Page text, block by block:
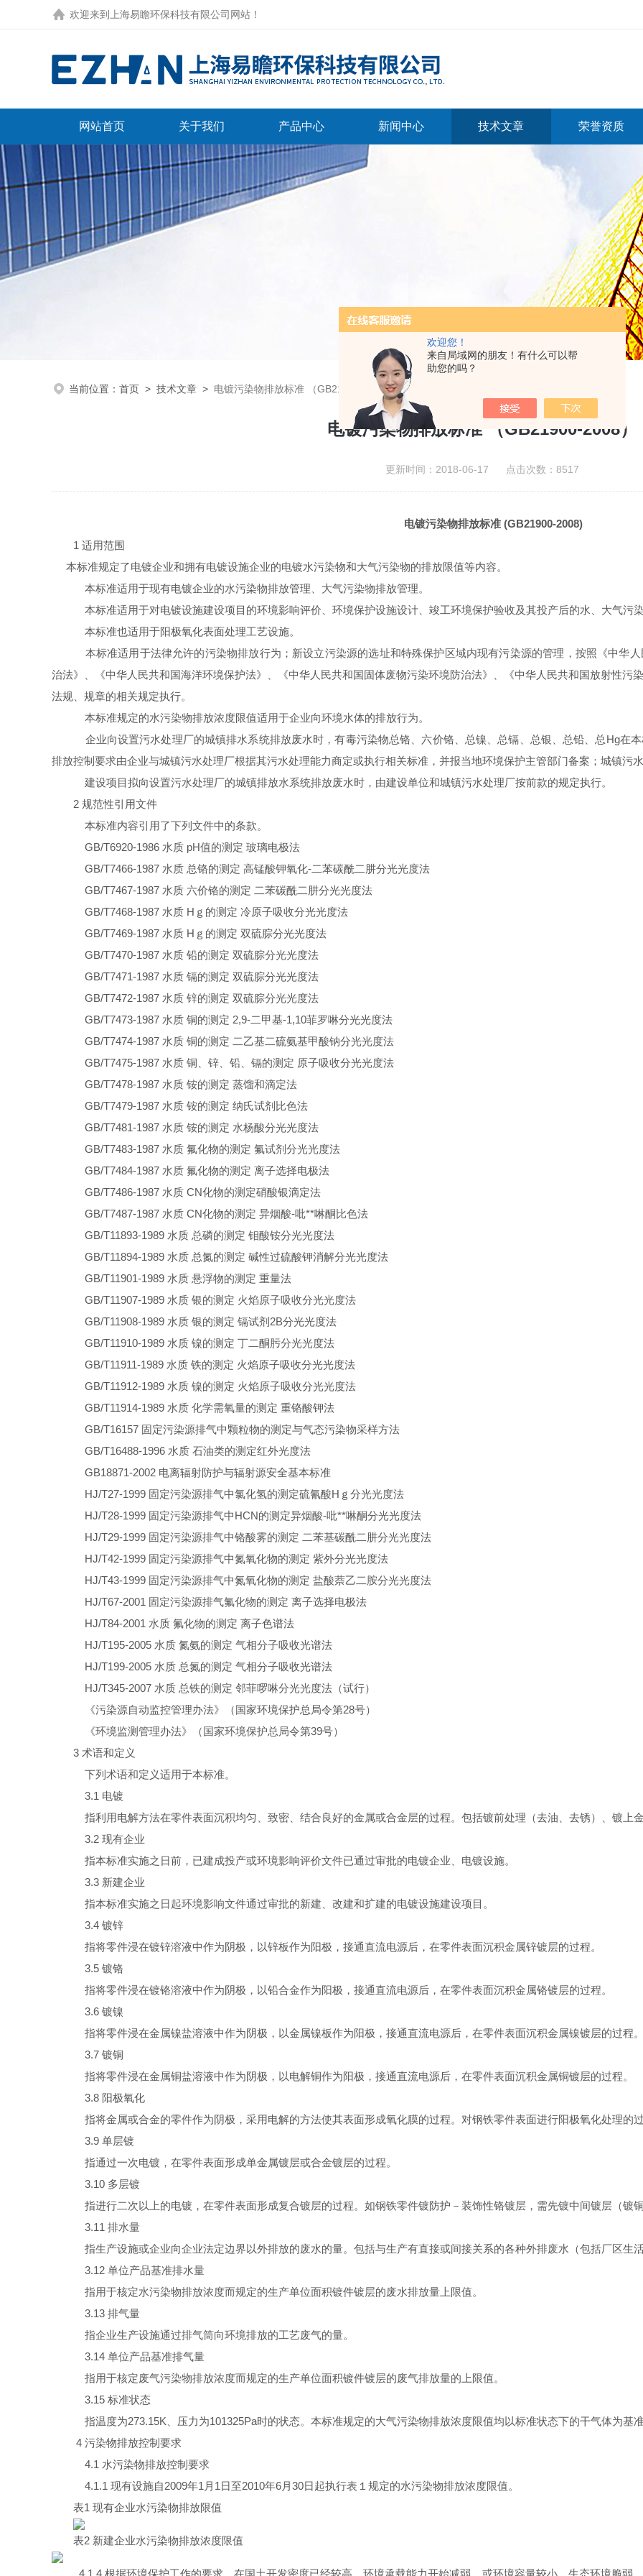
欢迎您！
来自局域网的朋友！有什么可以帮
助您的吗？
欢迎来到 上海易瞻环保科技有限公司网站 ！
网站首页 关于我们 产品中心 新闻中心 技术文章 荣誉资质
当前位置： 首页 > 技术文章 > 电镀污染物排放标准 （GB21900-2008）
电镀污染物排放标准 （GB21900-2008）
更新时间：2018-06-17 点击次数：8517
电镀污染物排放标准(GB21900-2008)
1 适用范围
本标准规定了电镀企业和拥有电镀设施企业的电镀水污染物和大气污染物的排放限值等内容。
本标准适用于现有电镀企业的水污染物排放管理、大气污染物排放管理。
本标准适用于对电镀设施建设项目的环境影响评价、环境保护设施设计、竣工环境保护验收及其投产后的水、大气污
本标准也适用于阳极氧化表面处理工艺设施。
本标准适用于法律允许的污染物排放行为；新设立污染源的选址和特殊保护区域内现有污染源的管理，按照《中华
治法》、《中华人民共和国海洋环境保护法》、《中华人民共和国固体废物污染环境防治法》、《中华人民共和国放射性污
法规、规章的相关规定执行。
本标准规定的水污染物排放浓度限值适用于企业向环境水体的排放行为。
企业向设置污水处理厂的城镇排水系统排放废水时，有毒污染物总铬、六价铬、总镍、总镉、总银、总铅、总Hg在
排放控制要求由企业与城镇污水处理厂根据其污水处理能力商定或执行相关标准，并报当地环境保护主管部门备案；城镇污
建设项目拟向设置污水处理厂的城镇排放水系统排放废水时，由建设单位和城镇污水处理厂按前款的规定执行。
2 规范性引用文件
本标准内容引用了下列文件中的条款。
GB/T6920-1986 水质 pH值的测定 玻璃电极法
GB/T7466-1987 水质 总铬的测定 高锰酸钾氧化-二苯碳酰二肼分光光度法
GB/T7467-1987 水质 六价铬的测定 二苯碳酰二肼分光光度法
GB/T7468-1987 水质 Hｇ 的测定 冷原子吸收分光光度法
GB/T7469-1987 水质 Hｇ 的测定 双硫腙分光光度法
GB/T7470-1987 水质 铅的测定 双硫腙分光光度法
GB/T7471-1987 水质 镉的测定 双硫腙分光光度法
GB/T7472-1987 水质 锌的测定 双硫腙分光光度法
GB/T7473-1987 水质 铜的测定 2,9-二甲基-1,10菲罗啉分光光度法
GB/T7474-1987 水质 铜的测定 二乙基二硫氨基甲酸钠分光光度法
GB/T7475-1987 水质 铜、锌、铅、镉的测定 原子吸收分光光度法
GB/T7478-1987 水质 铵的测定 蒸馏和滴定法
GB/T7479-1987 水质 铵的测定 纳氏试剂比色法
GB/T7481-1987 水质 铵的测定 水杨酸分光光度法
GB/T7483-1987 水质 氟化物的测定 氟试剂分光光度法
GB/T7484-1987 水质 氟化物的测定 离子选择电极法
GB/T7486-1987 水质 CN化物的测定硝酸银滴定法
GB/T7487-1987 水质 CN化物的测定 异烟酸-吡**啉酮比色法
GB/T11893-1989 水质 总磷的测定 钼酸铵分光光度法
GB/T11894-1989 水质 总氮的测定 碱性过硫酸钾消解分光光度法
GB/T11901-1989 水质 悬浮物的测定 重量法
GB/T11907-1989 水质 银的测定 火焰原子吸收分光光度法
GB/T11908-1989 水质 银的测定 镉试剂 2B分光光度法
GB/T11910-1989 水质 镍的测定 丁二酮肟分光光度法
GB/T11911-1989 水质 铁的测定 火焰原子吸收分光光度法
GB/T11912-1989 水质 镍的测定 火焰原子吸收分光光度法
GB/T11914-1989 水质 化学需氧量的测定 重铬酸钾法
GB/T16157 固定污染源排气中颗粒物的测定与气态污染物采样方法
GB/T16488-1996 水质 石油类的测定红外光度法
GB18871-2002 电离辐射防护与辐射源安全基本标准
HJ/T27-1999 固定污染源排气中氯化氢的测定硫氰酸Hｇ分光光度法
HJ/T28-1999 固定污染源排气中HCN的测定异烟酸-吡**啉酮分光光度法
HJ/T29-1999 固定污染源排气中铬酸雾的测定 二苯基碳酰二肼分光光度法
HJ/T42-1999 固定污染源排气中氮氧化物的测定 紫外分光光度法
HJ/T43-1999 固定污染源排气中氮氧化物的测定 盐酸萘乙二胺分光光度法
HJ/T67-2001 固定污染源排气氟化物的测定 离子选择电极法
HJ/T84-2001 水质 氟化物的测定 离子色谱法
HJ/T195-2005 水质 氮氨的测定 气相分子吸收光谱法
HJ/T199-2005 水质 总氮的测定 气相分子吸收光谱法
HJ/T345-2007 水质 总铁的测定 邻菲啰啉分光光度法（试行）
《污染源自动监控管理办法》（国家环境保护总局令第28号）
《环境监测管理办法》（国家环境保护总局令第39号）
3 术语和定义
下列术语和定义适用于本标准。
3.1 电镀
指利用电解方法在零件表面沉积均匀、致密、结合良好的金属或合金层的过程。包括镀前处理（去油、去锈）、镀上
3.2 现有企业
指本标准实施之日前，已建成投产或环境影响评价文件已通过审批的电镀企业、电镀设施。
3.3 新建企业
指本标准实施之日起环境影响文件通过审批的新建、改建和扩建的电镀设施建设项目。
3.4 镀锌
指将零件浸在镀锌溶液中作为阴极，以锌板作为阳极，接通直流电源后，在零件表面沉积金属锌镀层的过程。
3.5 镀铬
指将零件浸在镀铬溶液中作为阴极，以铅合金作为阳极，接通直流电源后，在零件表面沉积金属铬镀层的过程。
3.6 镀镍
指将零件浸在金属镍盐溶液中作为阴极，以金属镍板作为阳极，接通直流电源后，在零件表面沉积金属镍镀层的过程
3.7 镀铜
指将零件浸在金属铜盐溶液中作为阴极，以电解铜作为阳极，接通直流电源后，在零件表面沉积金属铜镀层的过程。
3.8 阳极氧化
指将金属或合金的零件作为阴极，采用电解的方法使其表面形成氧化膜的过程。对钢铁零件表面进行阳极氧化处理的
3.9 单层镀
指通过一次电镀，在零件表面形成单金属镀层或合金镀层的过程。
3.10 多层镀
指进行二次以上的电镀，在零件表面形成复合镀层的过程。如钢铁零件镀防护－装饰性铬镀层，需先镀中间镀层（镀
3.11 排水量
指生产设施或企业向企业法定边界以外排放的废水的量。包括与生产有直接或间接关系的各种外排废水（包括厂区生
3.12 单位产品基准排水量
指用于核定水污染物排放浓度而规定的生产单位面积镀件镀层的废水排放量上限值。
3.13 排气量
指企业生产设施通过排气筒向环境排放的工艺废气的量。
3.14 单位产品基准排气量
指用于核定废气污染物排放浓度而规定的生产单位面积镀件镀层的废气排放量的上限值。
3.15 标准状态
指温度为273.15K 、压力为101325Pa时的状态。本标准规定的大气污染物排放浓度限值均以标准状态下的干气体为基
4 污染物排放控制要求
4.1 水污染物排放控制要求
4.1.1 现有设施自2009年1 月 1 日至2010年6月30日起执行表１规定的水污染物排放浓度限值。
表1 现有企业水污染物排放限值
表2 新建企业水污染物排放浓度限值
4.1.4根据环境保护工作的要求，在国土开发密度已经较高、环境承载能力开始减弱，或环境容量较小、生态环境脆弱